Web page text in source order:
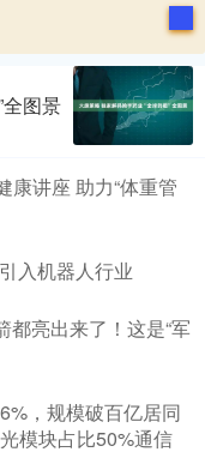
图景
康讲座 助力“体重管
入机器人行业
亮出来了！这是“军
，规模破百亿居同
模块占比50%通信